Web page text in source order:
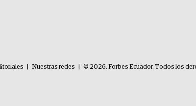
Nuestras redes
© 2026. Forbes Ecuador. Todos los